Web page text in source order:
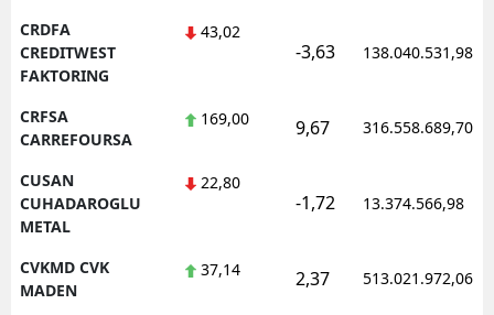
CRDFA
CREDITWEST
FAKTORING
43,02
-3,63 138.040.531,98
CRFSA
CARREFOURSA
169,00 9,67 316.558.689,70
CUSAN
CUHADAROGLU
METAL
22,80
-1,72 13.374.566,98
CVKMD CVK
MADEN
37,14 2,37 513.021.972,06